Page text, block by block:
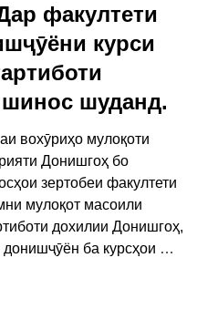
факултети
курси
шуданд.
вохӯриҳо мулоқоти
Донишгоҳ бо
зертобеи факултети
мулоқот масоили
дохилии Донишгоҳ,
ба курсҳои …